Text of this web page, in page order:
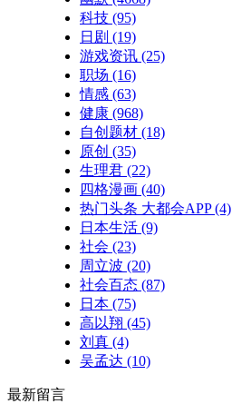
科技 (95)
日剧 (19)
游戏资讯 (25)
职场 (16)
情感 (63)
健康 (968)
自创题材 (18)
原创 (35)
生理君 (22)
四格漫画 (40)
热门头条 大都会APP(4)
日本生活 (9)
社会 (23)
周立波 (20)
社会百态 (87)
日本 (75)
高以翔 (45)
刘真 (4)
吴孟达 (10)
最新留言